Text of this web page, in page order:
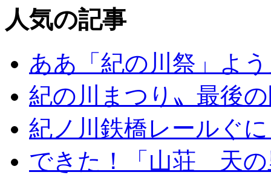
人気の記事
ああ「紀の川祭」よ
紀の川まつり〟最後
紀ノ川鉄橋レールぐ
できた！「山荘 天の